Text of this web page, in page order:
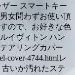
ー スマートキー
女問わずお使い頂
ので、お好きな色
イヴィトン ハン
アリングカバー
cover-4744.htmlレ
いか汚れたステ